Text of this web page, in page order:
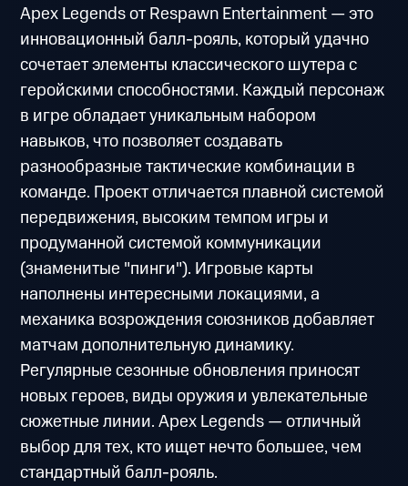
Apex Legends от Respawn Entertainment — это
инновационный балл-рояль, который удачно
сочетает элементы классического шутера с
геройскими способностями. Каждый персонаж
в игре обладает уникальным набором
навыков, что позволяет создавать
разнообразные тактические комбинации в
команде. Проект отличается плавной системой
передвижения, высоким темпом игры и
продуманной системой коммуникации
(знаменитые "пинги"). Игровые карты
наполнены интересными локациями, а
механика возрождения союзников добавляет
матчам дополнительную динамику.
Регулярные сезонные обновления приносят
новых героев, виды оружия и увлекательные
сюжетные линии. Apex Legends — отличный
выбор для тех, кто ищет нечто большее, чем
стандартный балл-рояль.